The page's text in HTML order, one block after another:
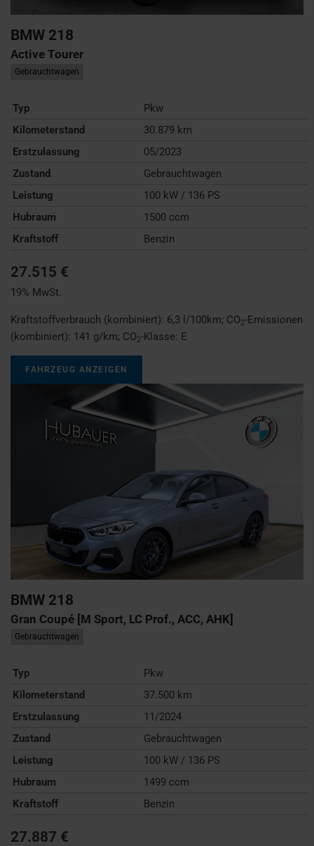
BMW 218
Active Tourer
Gebrauchtwagen
Typ
Pkw
Kilometerstand
30.879 km
Erstzulassung
05/2023
Zustand
Gebrauchtwagen
Leistung
100 kW / 136 PS
Hubraum
1500 ccm
Kraftstoff
Benzin
27.515 €
19% MwSt.
Kraftstoffverbrauch (kombiniert): 6,3 l/100km; CO2-Emissionen
(kombiniert): 141 g/km; CO2-Klasse: E
FAHRZEUG ANZEIGEN
BMW 218
Gran Coupé [M Sport, LC Prof., ACC, AHK]
Gebrauchtwagen
Typ
Pkw
Kilometerstand
37.500 km
Erstzulassung
11/2024
Zustand
Gebrauchtwagen
Leistung
100 kW / 136 PS
Hubraum
1499 ccm
Kraftstoff
Benzin
27.887 €